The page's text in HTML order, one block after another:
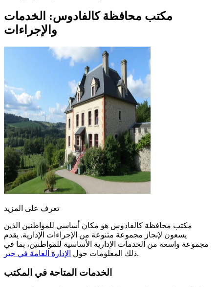
مكتب محافظة كالفادوس: الخدمات
والإجراءات
تعرف على المزيد
مكتب محافظة كالفادوس هو مكان أساسي للمواطنين الذين
يسعون لإنجاز مجموعة متنوعة من الإجراءات الإدارية. يقدم
مجموعة واسعة من الخدمات الإدارية الأساسية للمواطنين، بما في
ذلك المعلومات حول الإدارة العامة في جير .
الخدمات المتاحة في المكتب